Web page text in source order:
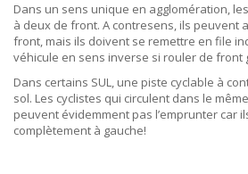
Dans un sens unique en agglomération,
à deux de front. A contresens, ils peuvent
front, mais ils doivent se remettre en file
véhicule en sens inverse si rouler de front
Dans certains SUL, une piste cyclable à
sol. Les cyclistes qui circulent dans le
peuvent évidemment pas l’emprunter car
complètement à gauche!